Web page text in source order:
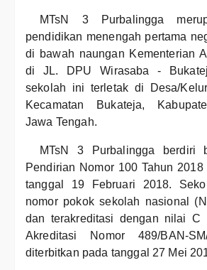
MTsN 3 Purbalingga
pendidikan menengah pertama
di bawah naungan Kementerian
di JL. DPU Wirasaba -
sekolah ini terletak di Desa/
Kecamatan Bukateja,
Jawa Tengah.
MTsN 3 Purbalingga berdiri
Pendirian Nomor 100 Tahun
tanggal 19 Februari 2018.
nomor pokok sekolah nasional
dan terakreditasi dengan nilai C
Akreditasi Nomor 489/BAN-
diterbitkan pada tanggal 27 Mei